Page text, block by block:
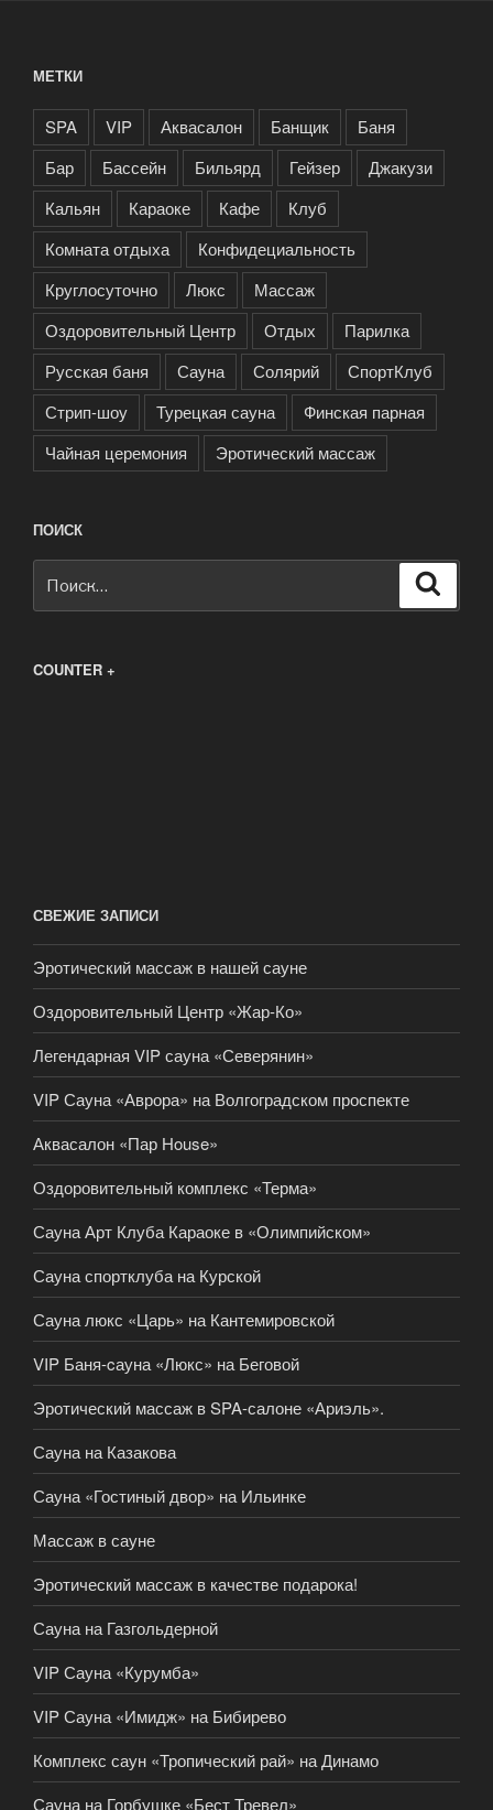
МЕТКИ
SPA VIP Аквасалон Банщик
Баня
Бар
Бассейн Бильярд Гейзер
Джакузи
Кальян
Караоке Кафе
Клуб
Комната отдыха
Конфидециальность
Круглосуточно
Люкс
Массаж
Оздоровительный Центр
Отдых
Парилка
Русская баня
Сауна Солярий
СпортКлуб
Стрип-шоу
Турецкая сауна
Финская парная
Чайная церемония
Эротический массаж
ПОИСК
COUNTER +
СВЕЖИЕ ЗАПИСИ
Эротический массаж в нашей сауне
Оздоровительный Центр «Жар-Ко»
Легендарная VIP сауна «Северянин»
VIP Сауна «Аврора» на Волгоградском проспекте
Аквасалон «Пар House»
Оздоровительный комплекс «Терма»
Сауна Арт Клуба Караоке в «Олимпийском»
Сауна спортклуба на Курской
Сауна люкс «Царь» на Кантемировской
VIP Баня-cауна «Люкс» на Беговой
Эротический массаж в SPA-салоне «Ариэль».
Сауна на Казакова
Сауна «Гостиный двор» на Ильинке
Массаж в сауне
Эротический массаж в качестве подарока!
Сауна на Газгольдерной
VIP Сауна «Курумба»
VIP Сауна «Имидж» на Бибирево
Комплекс саун «Тропический рай» на Динамо
Сауна на Горбушке «Бест Тревел»